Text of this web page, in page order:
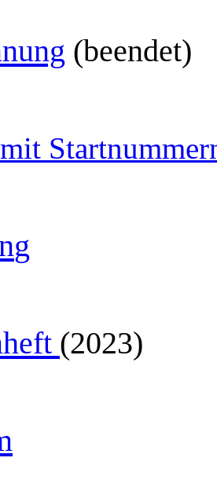
(beendet)
mit
g
(2023)